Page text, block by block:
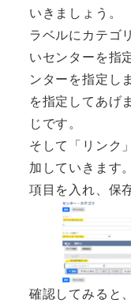
いきましょう。
ラベルにカテゴ
いセンターを指
ンターを指定し
を指定してあげ
じです。
そして「リンク
加していきます
項目を入れ、保
確認してみると